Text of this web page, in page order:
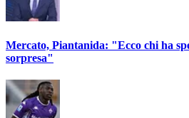
Mercato, Piantanida: "Ecco chi ha
sorpresa"